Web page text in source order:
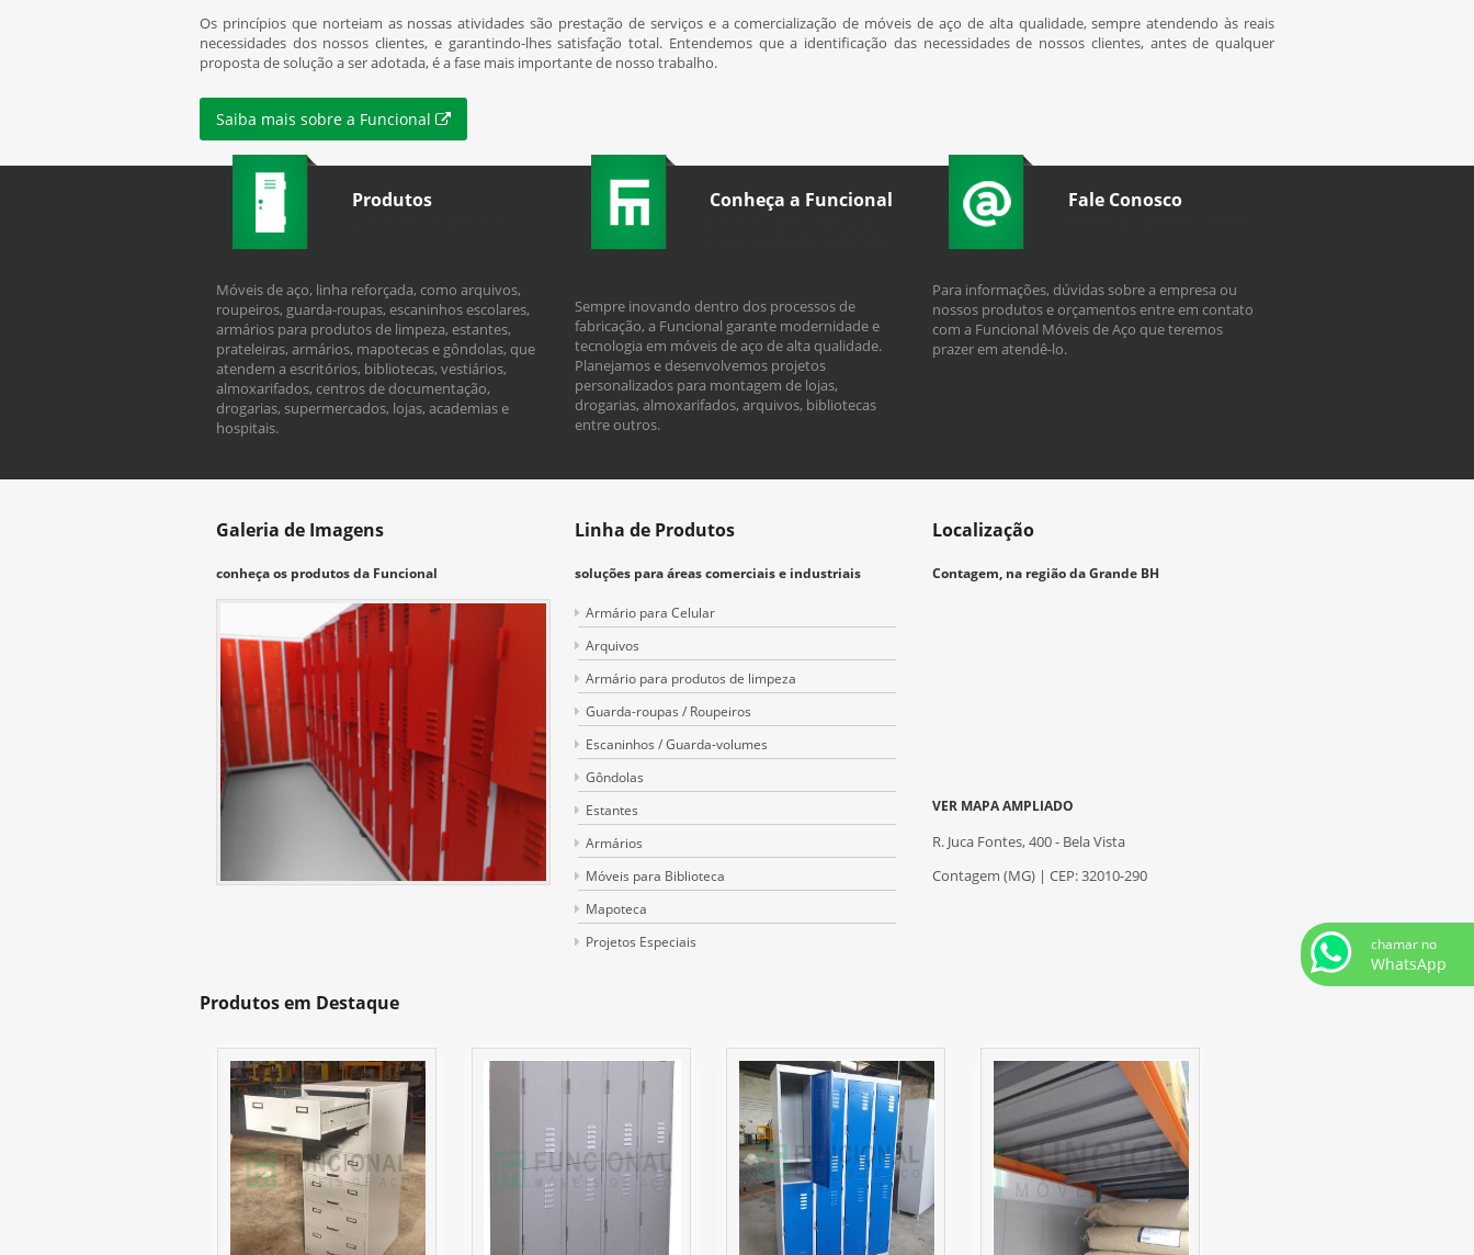
Os princípios que norteiam as nossas atividades são prestação de serviços e a comercialização de móveis de aço de alta qualidade, sempre atendendo às reais
necessidades dos nossos clientes, e garantindo-lhes satisfação total. Entendemos que a identificação das necessidades de nossos clientes, antes de qualquer
proposta de solução a ser adotada, é a fase mais importante de nosso trabalho.
Saiba mais sobre a Funcional
Produtos
Móveis de aço, linha reforçada, como arquivos,
roupeiros, guarda-roupas, escaninhos escolares,
armários para produtos de limpeza, estantes,
prateleiras, armários, mapotecas e gôndolas, que
atendem a escritórios, bibliotecas, vestiários,
almoxarifados, centros de documentação,
drogarias, supermercados, lojas, academias e
hospitais.
Conheça a Funcional
Sempre inovando dentro dos processos de
fabricação, a Funcional garante modernidade e
tecnologia em móveis de aço de alta qualidade.
Planejamos e desenvolvemos projetos
personalizados para montagem de lojas,
drogarias, almoxarifados, arquivos, bibliotecas
entre outros.
Fale Conosco
Para informações, dúvidas sobre a empresa ou
nossos produtos e orçamentos entre em contato
com a Funcional Móveis de Aço que teremos
prazer em atendê-lo.
Galeria de Imagens
conheça os produtos da Funcional
Linha de Produtos
soluções para áreas comerciais e industriais
Armário para Celular
Arquivos
Armário para produtos de limpeza
Guarda-roupas / Roupeiros
Escaninhos / Guarda-volumes
Gôndolas
Estantes
Armários
Móveis para Biblioteca
Mapoteca
Projetos Especiais
Localização
Contagem, na região da Grande BH
VER MAPA AMPLIADO
R. Juca Fontes, 400 - Bela Vista
Contagem (MG) | CEP: 32010-290
Produtos em Destaque
chamar no
WhatsApp